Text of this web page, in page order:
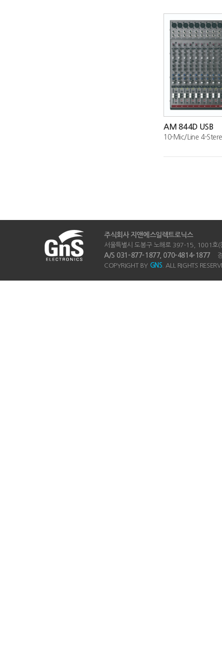
AM 844D USB
주식회사 지앤에스일렉트로닉스
서울특별시 도봉구 노해로 397-15,
A/S 031-877-1877, 070-4814-1877경
COPYRIGHT BY GNS . ALL RIGHTS